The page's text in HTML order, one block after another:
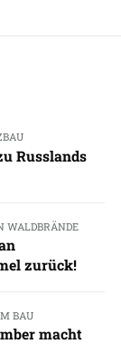
Russlands
WALDBRÄNDE
zurück!
BAU
macht